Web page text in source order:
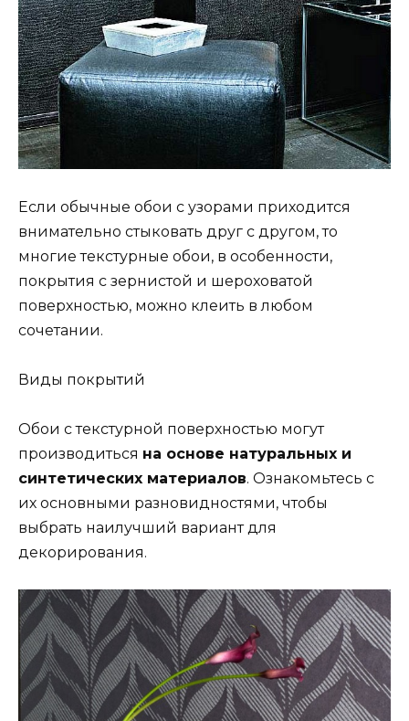
Если обычные обои с узорами приходится
внимательно стыковать друг с другом, то
многие текстурные обои, в особенности,
покрытия с зернистой и шероховатой
поверхностью, можно клеить в любом
сочетании.
Виды покрытий
Обои с текстурной поверхностью могут
производиться на основе натуральных и
синтетических материалов. Ознакомьтесь с
их основными разновидностями, чтобы
выбрать наилучший вариант для
декорирования.